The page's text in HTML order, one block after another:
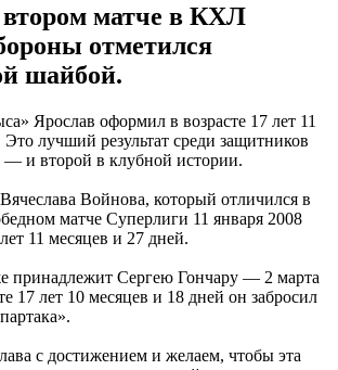
матче в КХЛ
отметился
шайбой.
Ярослав оформил в возрасте 17 лет 11
лучший результат среди защитников
и второй в клубной истории.
Войнова, который отличился в
матче Суперлиги 11 января 2008
11 месяцев и 27 дней.
принадлежит Сергею Гончару — 2 марта
17 лет 10 месяцев и 18 дней он забросил
с достижением и желаем, чтобы эта